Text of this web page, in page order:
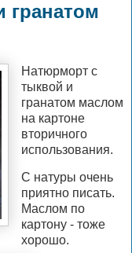
гранатом
Натюрморт с
тыквой и
гранатом маслом
на картоне
вторичного
использования.
С натуры очень
приятно писать.
Маслом по
картону - тоже
хорошо.